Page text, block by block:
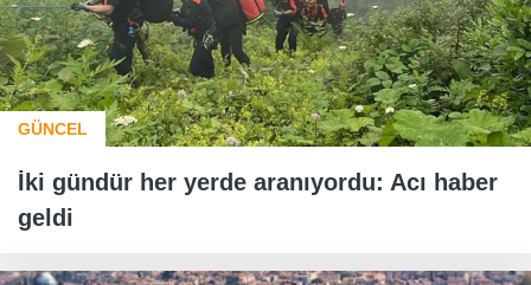
GÜNCEL
İki gündür her yerde aranıyordu: Acı haber
geldi